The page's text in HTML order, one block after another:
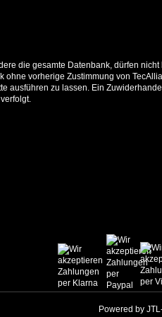
die gesamte Datenbank, dürfen
ohne vorherige Zustimmung von
ausführen zu lassen. Ein
Powered by